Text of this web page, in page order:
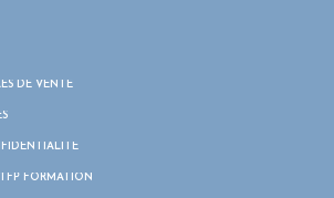
DE VENTE
FORMATION